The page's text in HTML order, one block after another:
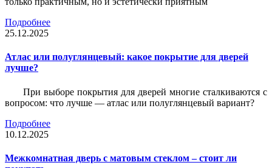
Подробнее
25.12.2025
Атлас или полуглянцевый: какое покрытие для дверей
лучше?
При выборе покрытия для дверей многие сталкиваются с
вопросом: что лучше — атлас или полуглянцевый вариант?
Подробнее
10.12.2025
Межкомнатная дверь с матовым стеклом – стоит ли